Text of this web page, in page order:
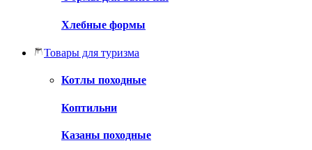
Хлебные формы
Товары для туризма
Котлы походные
Коптильни
Казаны походные